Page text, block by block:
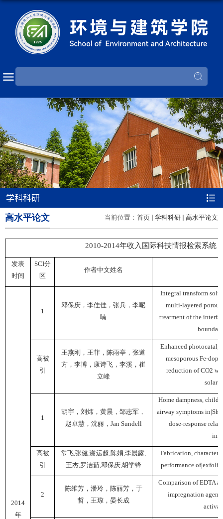
学科科研
当前位置： 首页 学科科研 高水平论文
高水平论文
2010-2014年收入国际科技情报检索系统
发表
时间
SCI分
区
作者中文姓名
2014
年
1
邓保庆，李佳佳，张兵，李呢
喃
Integral transform
multi-layered
treatment of the
高被
引
王燕刚，王菲，陈雨亭，张道
方，李博，康诗飞，李溪，崔
立峰
Enhanced
mesoporous Fe-
reduction of CO2
1
胡宇，刘炜，黄晨，邹志军，
赵卓慧，沈丽， Jan Sundell
Home dampness,
airway symptoms
dose-response
高被
引
常飞 张健 谢运超 陈娟 李晨露
王杰, 罗洁茹, 邓保庆, 胡学锋
Fabrication,
performance
2
陈维芳，潘玲，陈丽芳，于
哲，王琼，晏长成
Comparison of EDTA
impregnation